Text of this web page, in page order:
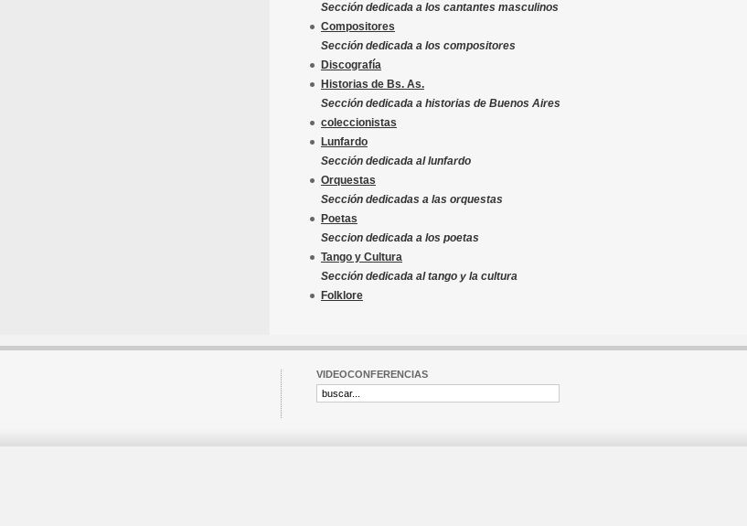
Sección dedicada a los cantantes masculinos
Compositores
Sección dedicada a los compositores
Discografía
Historias de Bs. As.
Sección dedicada a historias de Buenos Aires
coleccionistas
Lunfardo
Sección dedicada al lunfardo
Orquestas
Sección dedicadas a las orquestas
Poetas
Seccion dedicada a los poetas
Tango y Cultura
Sección dedicada al tango y la cultura
Folklore
VIDEOCONFERENCIAS